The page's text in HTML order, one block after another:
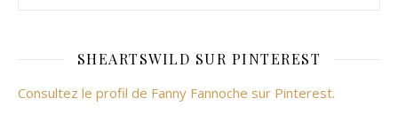
SHEARTSWILD SUR PINTEREST
Consultez le profil de Fanny Fannoche sur Pinterest.